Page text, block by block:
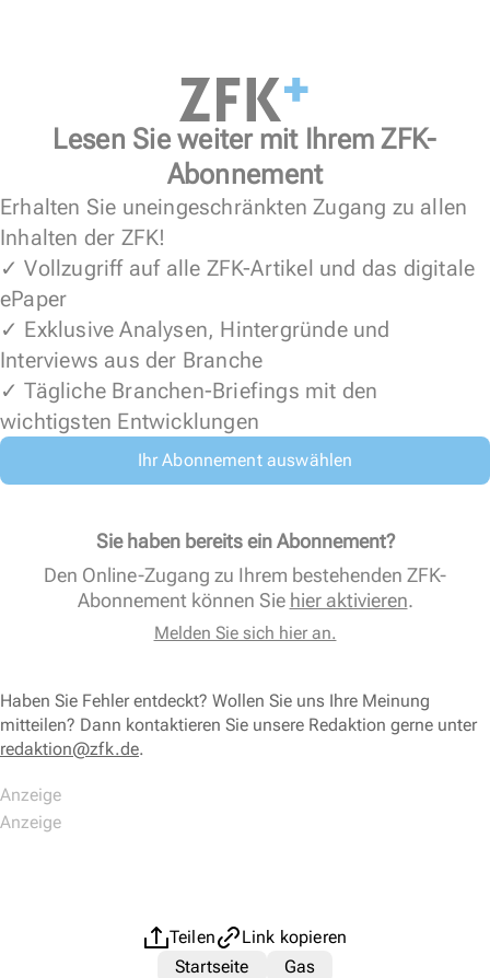
Lesen Sie weiter mit Ihrem ZFK-
Abonnement
Erhalten Sie uneingeschränkten Zugang zu allen
Inhalten der ZFK!
✓ Vollzugriff auf alle ZFK-Artikel und das digitale
ePaper
✓ Exklusive Analysen, Hintergründe und
Interviews aus der Branche
✓ Tägliche Branchen-Briefings mit den
wichtigsten Entwicklungen
Ihr Abonnement auswählen
Sie haben bereits ein Abonnement?
Den Online-Zugang zu Ihrem bestehenden ZFK-
Abonnement können Sie hier aktivieren.
Melden Sie sich hier an.
Haben Sie Fehler entdeckt? Wollen Sie uns Ihre Meinung
mitteilen? Dann kontaktieren Sie unsere Redaktion gerne unter
redaktion@zfk.de.
Teilen
Link kopieren
Startseite
Gas